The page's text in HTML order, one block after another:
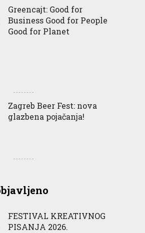
Greencajt: Good for
Business Good for People
Good for Planet
Zagreb Beer Fest: nova
glazbena pojačanja!
FESTIVAL KREATIVNOG
PISANJA 2026.